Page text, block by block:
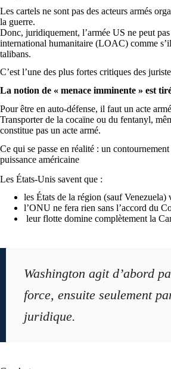
Les cartels ne sont pas des acteurs armés
la guerre.
Donc, juridiquement, l’armée US ne peut
international humanitaire (LOAC) comme
talibans.
C’est l’une des plus fortes critiques des
La notion de « menace imminente » est
Pour être en auto-défense, il faut un acte
Transporter de la cocaïne ou du fentanyl,
constitue pas un acte armé.
Ce qui se passe en réalité : un
puissance américaine
Les États-Unis savent que :
les États de la région (sauf
l’ONU ne fera rien sans l’accord du
leur flotte domine complètement la
Washington agit d’abord
force, ensuite seulement
juridique.